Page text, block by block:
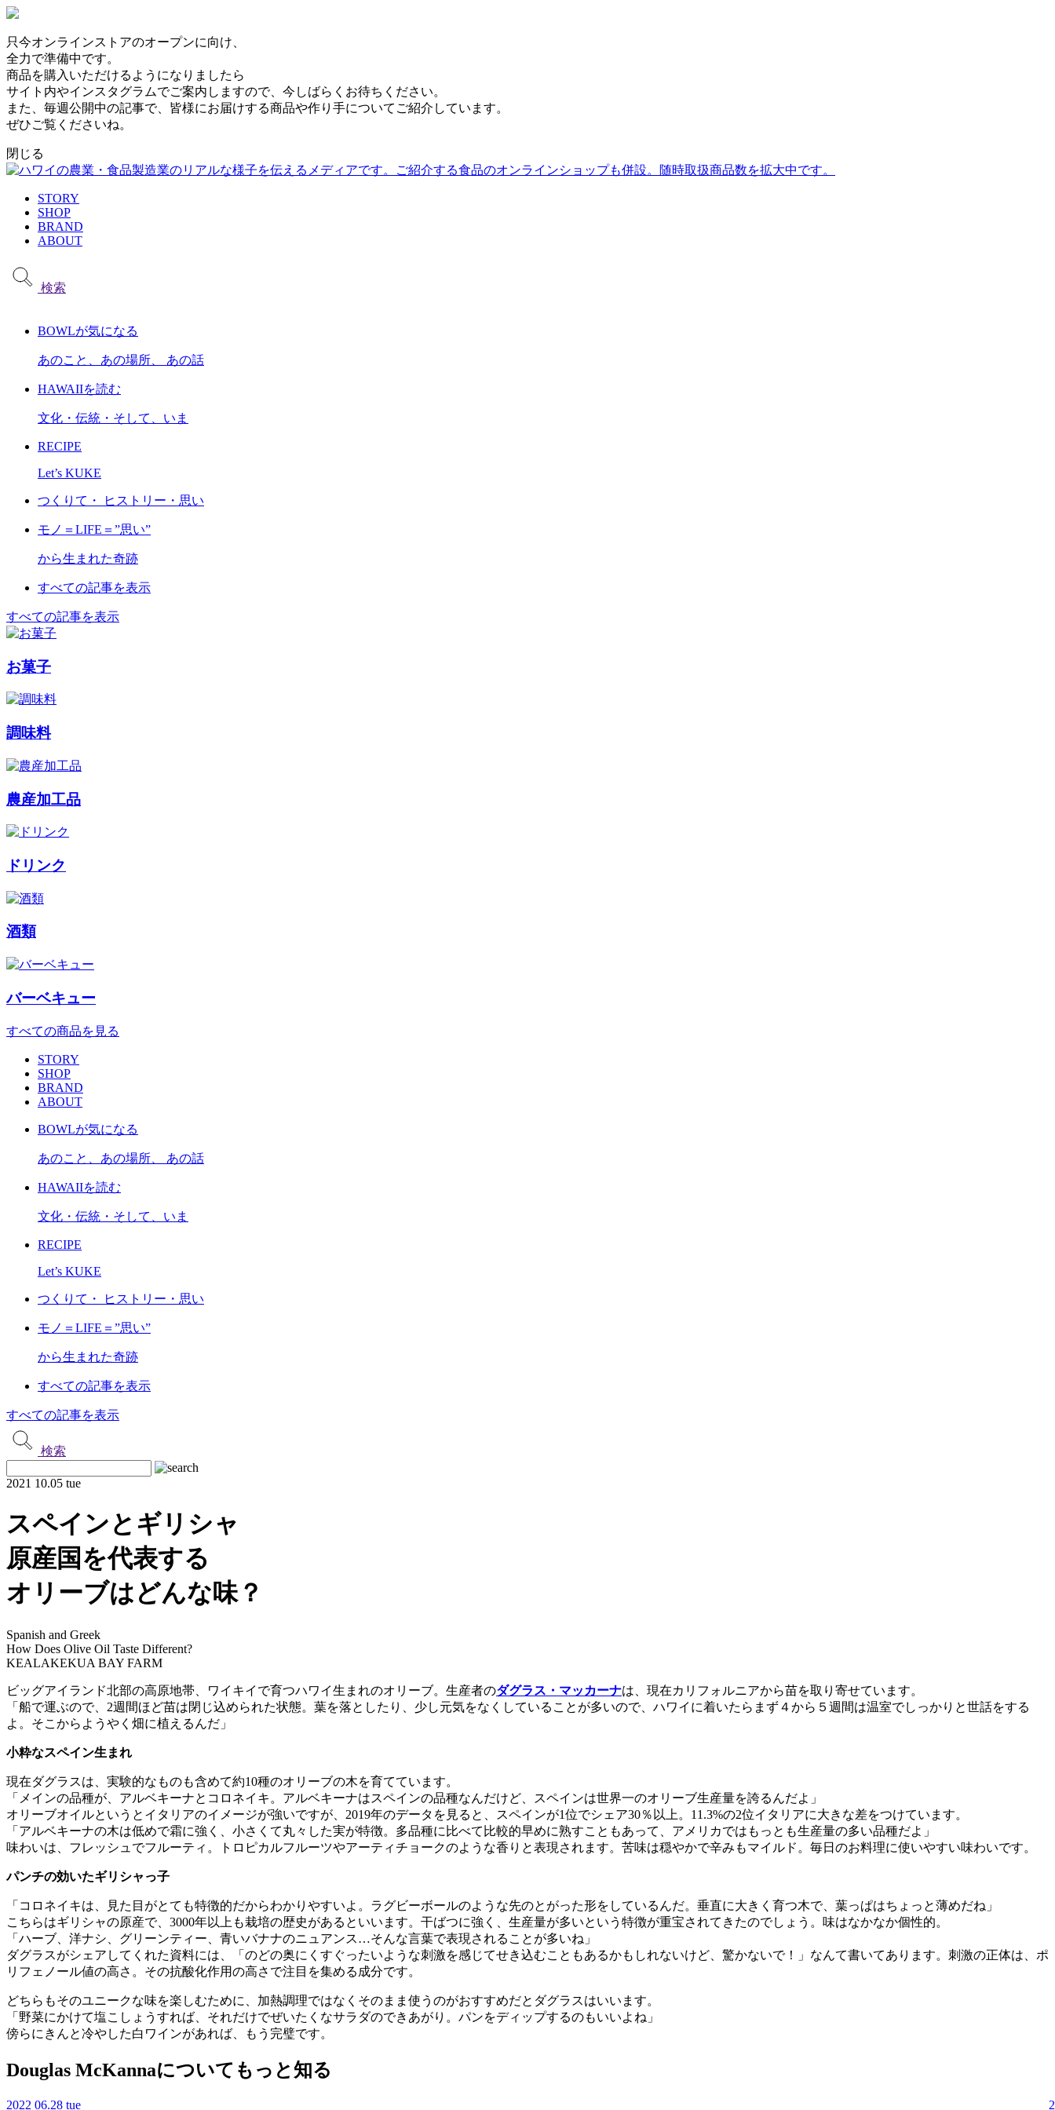
只今オンラインストアのオープンに向け、
全力で準備中です。
商品を購入いただけるようになりましたら
サイト内やインスタグラムでご案内しますので、今しばらくお待ちください。
また、毎週公開中の記事で、皆様にお届けする商品や作り手についてご紹介しています。
ぜひご覧くださいね。
閉じる
STORY
SHOP
BRAND
ABOUT
検索
BOWLが気になる
あのこと、あの場所、 あの話
HAWAIIを読む
文化・伝統・そして、いま
RECIPE
Let’s KUKE
つくりて・ ヒストリー・思い
モノ＝LIFE＝”思い”
から生まれた奇跡
すべての記事を表示
すべての記事を表示
お菓子
調味料
農産加工品
ドリンク
酒類
バーベキュー
すべての商品を見る
STORY
SHOP
BRAND
ABOUT
BOWLが気になる
あのこと、あの場所、 あの話
HAWAIIを読む
文化・伝統・そして、いま
RECIPE
Let’s KUKE
つくりて・ ヒストリー・思い
モノ＝LIFE＝”思い”
から生まれた奇跡
すべての記事を表示
すべての記事を表示
検索
2021 10.05 tue
スペインとギリシャ
原産国を代表する
オリーブはどんな味？
Spanish and Greek
How Does Olive Oil Taste Different?
KEALAKEKUA BAY FARM
ビッグアイランド北部の高原地帯、ワイキイで育つハワイ生まれのオリーブ。生産者のダグラス・マッカーナは、現在カリフォルニアから苗を取り寄せています。
「船で運ぶので、2週間ほど苗は閉じ込められた状態。葉を落としたり、少し元気をなくしていることが多いので、ハワイに着いたらまず４から５週間は温室でしっかりと世話をする
よ。そこからようやく畑に植えるんだ」
小粋なスペイン生まれ
現在ダグラスは、実験的なものも含めて約10種のオリーブの木を育てています。
「メインの品種が、アルベキーナとコロネイキ。アルベキーナはスペインの品種なんだけど、スペインは世界一のオリーブ生産量を誇るんだよ」
オリーブオイルというとイタリアのイメージが強いですが、2019年のデータを見ると、スペインが1位でシェア30％以上。11.3%の2位イタリアに大きな差をつけています。
「アルベキーナの木は低めで霜に強く、小さくて丸々した実が特徴。多品種に比べて比較的早めに熟すこともあって、アメリカではもっとも生産量の多い品種だよ」
味わいは、フレッシュでフルーティ。トロピカルフルーツやアーティチョークのような香りと表現されます。苦味は穏やかで辛みもマイルド。毎日のお料理に使いやすい味わいです。
パンチの効いたギリシャっ子
「コロネイキは、見た目がとても特徴的だからわかりやすいよ。ラグビーボールのような先のとがった形をしているんだ。垂直に大きく育つ木で、葉っぱはちょっと薄めだね」
こちらはギリシャの原産で、3000年以上も栽培の歴史があるといいます。干ばつに強く、生産量が多いという特徴が重宝されてきたのでしょう。味はなかなか個性的。
「ハーブ、洋ナシ、グリーンティー、青いバナナのニュアンス…そんな言葉で表現されることが多いね」
ダグラスがシェアしてくれた資料には、「のどの奥にくすぐったいような刺激を感じてせき込むこともあるかもしれないけど、驚かないで！」なんて書いてあります。刺激の正体は、ポ
リフェノール値の高さ。その抗酸化作用の高さで注目を集める成分です。
どちらもそのユニークな味を楽しむために、加熱調理ではなくそのまま使うのがおすすめだとダグラスはいいます。
「野菜にかけて塩こしょうすれば、それだけでぜいたくなサラダのできあがり。パンをディップするのもいいよね」
傍らにきんと冷やした白ワインがあれば、もう完璧です。
Douglas McKannaについてもっと知る
2022 06.28 tue